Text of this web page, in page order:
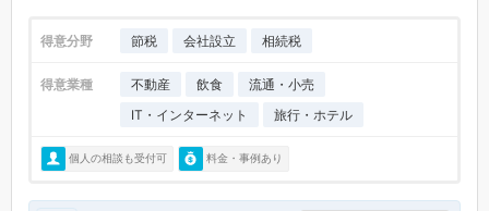
得意分野 節税 会社設立 相続税
得意業種 不動産 飲食
流通・小売
IT・インターネット
旅行・ホテル
個人の相談も受付可 料金・事例あり